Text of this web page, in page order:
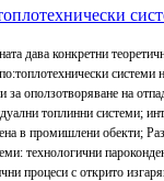
дава конкретни
системи
за оползотворяване на
топлинни системи;
в промишлени обекти;
технологични
процеси с открито